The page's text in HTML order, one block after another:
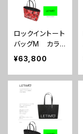
ロックイントート
バッグM カラ
ー/プロポーズル
ージュ ■配送
まで約１か月
¥63,800